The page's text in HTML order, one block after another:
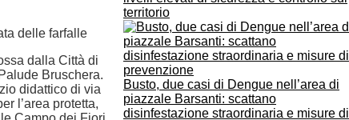
territorio
Busto, due casi di Dengue nell’area di
piazzale Barsanti: scattano
disinfestazione straordinaria e misure di
delle farfalle
dalla Città di
Bruschera.
didattico di via
l’area protetta,